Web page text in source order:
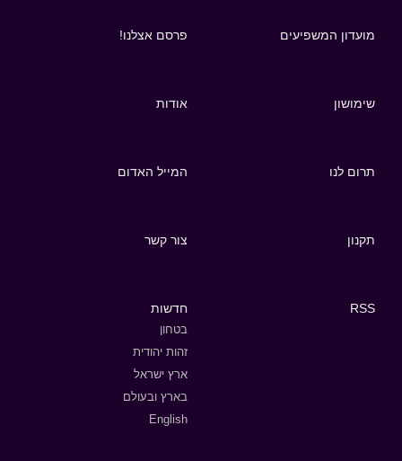
מועדון המשפיעים פרסם אצלנו!
שימושון אודות
תרום לנו המייל האדום
תקנון צור קשר
RSS חדשות
בטחון
זהות יהודית
ארץ ישראל
בארץ ובעולם
English